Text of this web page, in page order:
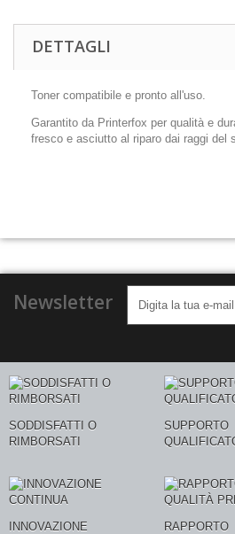
DETTAGLI
Toner compatibile e pronto all'uso.
Garantito da Printerfox per qualità e
fresco e asciutto al riparo dai raggi del
Newsletter
SODDISFATTI O
RIMBORSATI
SUPPORTO
INNOVAZIONE
RAPPORTO